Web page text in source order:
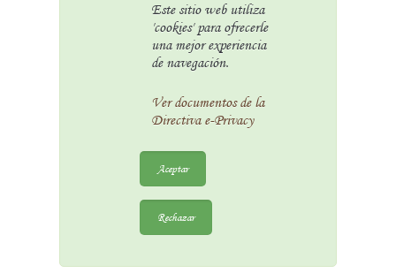
Este sitio web utiliza
'cookies' para ofrecerle
una mejor experiencia
de navegación.
Ver documentos de la
Directiva e-Privacy
Aceptar
Rechazar